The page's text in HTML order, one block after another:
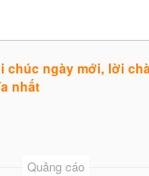
chúc ngày mới, lời
nhất
Quảng cáo